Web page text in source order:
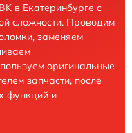
в Екатеринбурге с
сложности. Проводим
заменяем
оригинальные
запчасти, после
функций и